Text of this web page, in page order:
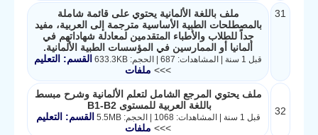
31
ملف باللغة الألمانية يحتوي على قائمة شاملة
بالمصطلحات الطبية الأساسية مترجمة إلى العربية، مفيد
جداً للطلاب والأطباء المتقدمين لمعادلة شهاداتهم في
ألمانيا أو الممارسين في المؤسسات الطبية الألمانية.
قبل 1 سنة | المشاهدات: 687 | الحجم: 633.3KB
القسم: التعليم
>>> ملفات
32
ملف يحتوي المرجع الشامل لتعلم الألمانية وشرح مبسط
باللغة العربية للمستوى B1-B2
قبل 1 سنة | المشاهدات: 1068 | الحجم: 5.5MB
القسم: التعليم
>>> ملفات